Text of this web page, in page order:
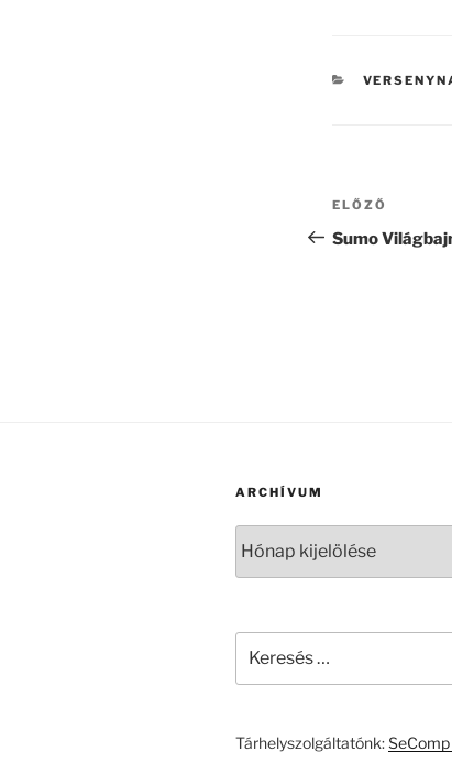
Bejegyzés
Korábbi
bejegyzés
ELŐZŐ
Sumo
ARCHÍVUM
következő
Tárhelyszolgáltatónk: